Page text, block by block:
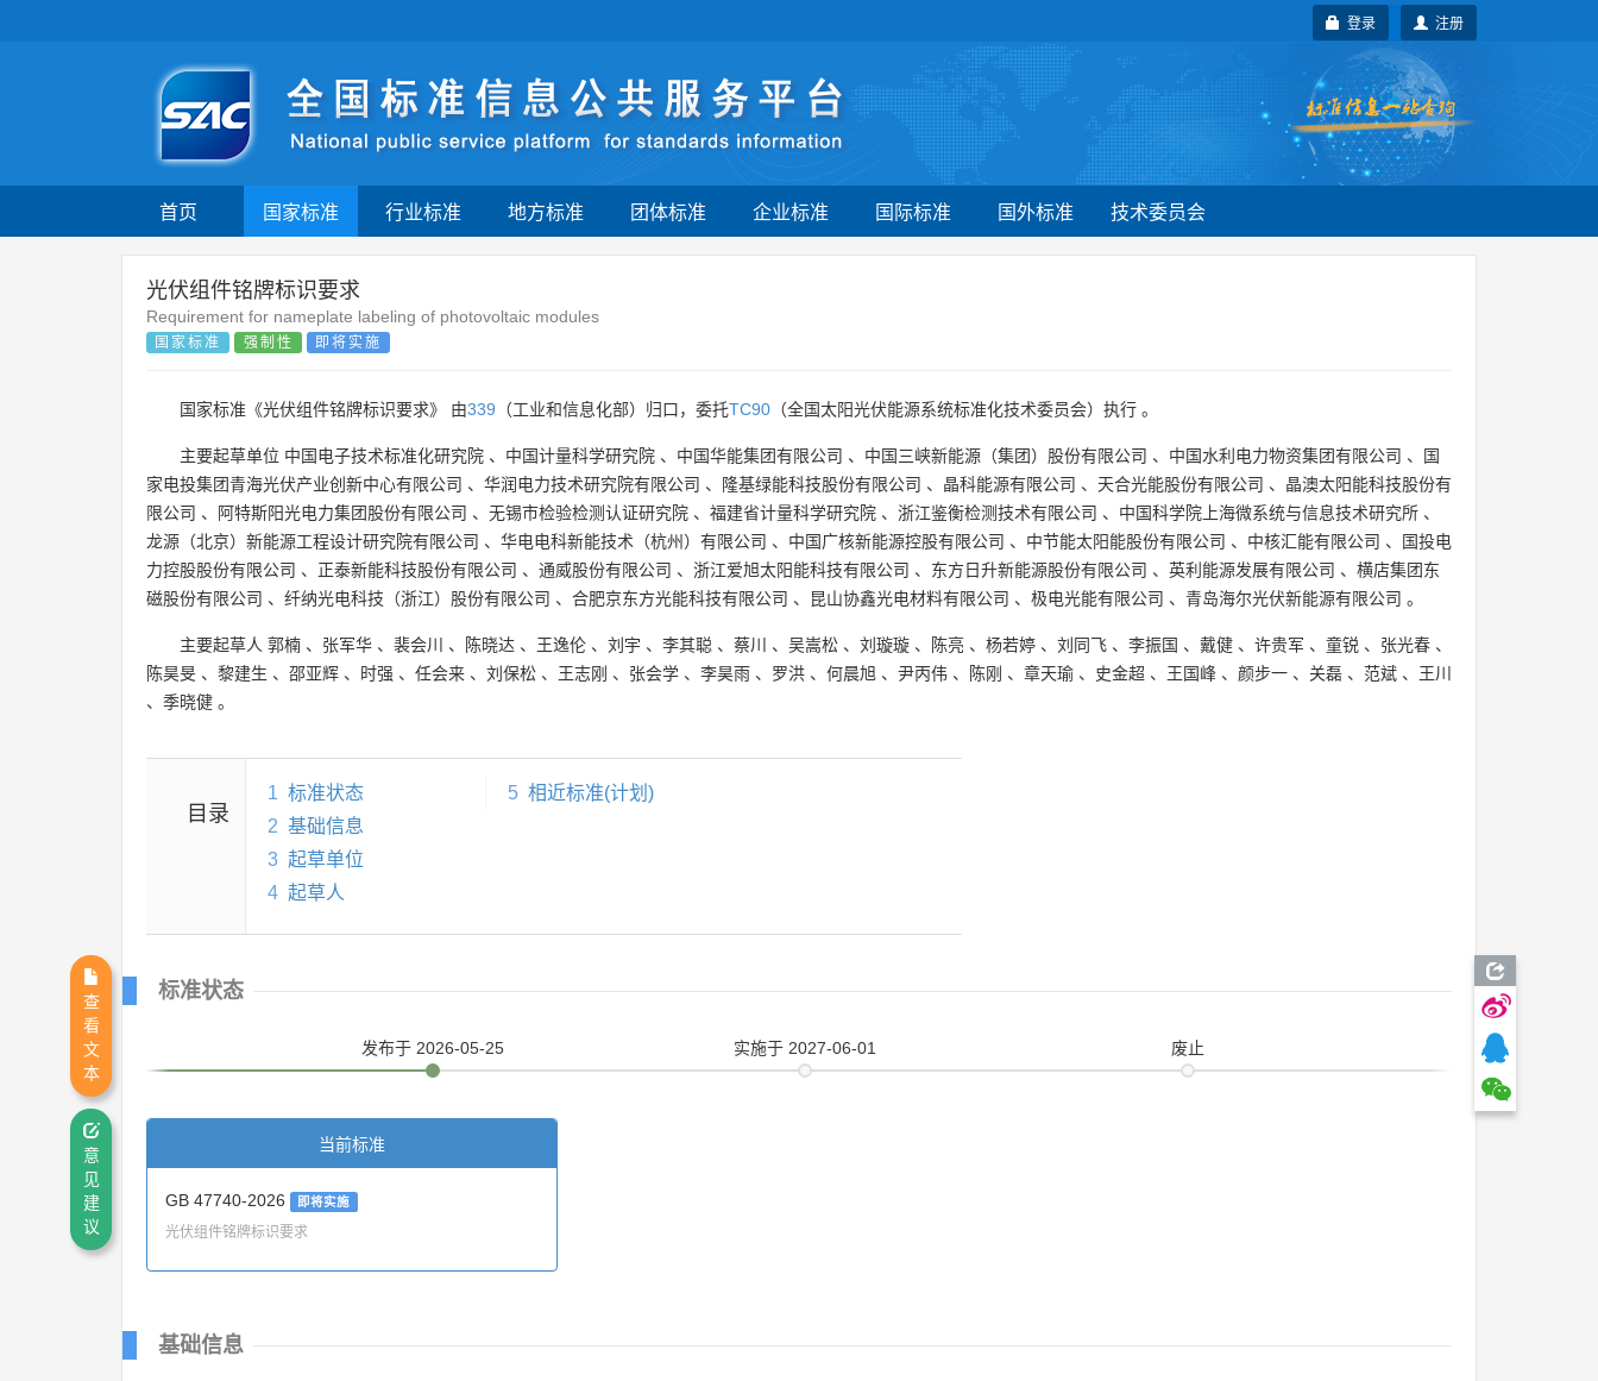
注册
登录
首页 国家标准 行业标准 地方标准 团体标准 企业标准 国际标准 国外标准 技术委员会
光伏组件铭牌标识要求
Requirement for nameplate labeling of photovoltaic modules
国家标准 强制性 即将实施
国家标准《光伏组件铭牌标识要求》 由339 （工业和信息化部）归口，委托TC90 （全国太阳光伏能源系统标准化技术委员会）执行 。
主要起草单位 中国电子技术标准化研究院 、 中国计量科学研究院 、 中国华能集团有限公司 、 中国三峡新能源（集团）股份有限公司 、 中国水利电力物资集团有限公司 、
国
家电投集团青海光伏产业创新中心有限公司 、 华润电力技术研究院有限公司 、 隆基绿能科技股份有限公司 、 晶科能源有限公司 、 天合光能股份有限公司 、 晶澳太阳能科技股份有
限公司 、 阿特斯阳光电力集团股份有限公司 、 无锡市检验检测认证研究院 、 福建省计量科学研究院 、 浙江鉴衡检测技术有限公司 、 中国科学院上海微系统与信息技术研究所 、
龙源（北京）新能源工程设计研究院有限公司 、 华电电科新能技术（杭州）有限公司 、 中国广核新能源控股有限公司 、 中节能太阳能股份有限公司 、 中核汇能有限公司 、
国投电
力控股股份有限公司 、 正泰新能科技股份有限公司 、 通威股份有限公司 、 浙江爱旭太阳能科技有限公司 、 东方日升新能源股份有限公司 、 英利能源发展有限公司 、 横店集团东
磁股份有限公司 、 纤纳光电科技（浙江）股份有限公司 、 合肥京东方光能科技有限公司 、 昆山协鑫光电材料有限公司 、 极电光能有限公司 、 青岛海尔光伏新能源有限公司 。
主要起草人 郭楠 、 张军华 、 裴会川 、 陈晓达 、 王逸伦 、 刘宇 、 李其聪 、 蔡川 、 吴嵩松 、 刘璇璇 、 陈亮 、 杨若婷 、 刘同飞 、 李振国 、 戴健 、 许贵军 、 童锐 、 张光春 、
陈昊旻 、 黎建生 、 邵亚辉 、 时强 、 任会来 、 刘保松 、 王志刚 、 张会学 、 李昊雨 、 罗洪 、 何晨旭 、 尹丙伟 、 陈刚 、 章天瑜 、 史金超 、 王国峰 、 颜步一 、 关磊 、 范斌 、 王川
、 季晓健 。
目录
1 标准状态
2 基础信息
3 起草单位
4 起草人
5 相近标准(计划)
标准状态
发布于 2026-05-25 实施于 2027-06-01 废止
当前标准
GB 47740-2026 即将实施
光伏组件铭牌标识要求
基础信息
查
看
文
本
意
见
建
议